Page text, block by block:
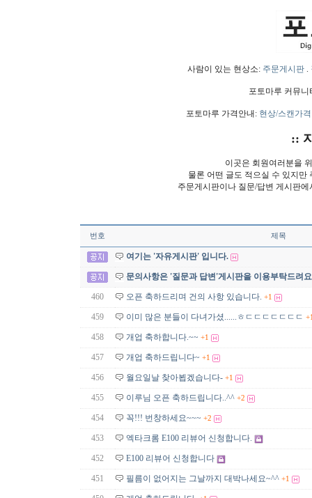
사람이 있는 현상소: 주문게시판.
포토마루 커뮤
포토마루 가격안내: 현상/스캔가격
::
이곳은 회원여러분을
물론 어떤 글도 적으실 수 있지만
주문게시판이나 질문/답변 게시판
번호 제목
여기는 '자유게시판' 입니다.
문의사항은 '질문과 답변'게시판을 이용부탁드려
460 오픈 축하드리며 건의 사항 있습니다. +1
459 이미 많은 분들이 다녀가셨......ㅎㄷㄷㄷㄷㄷㄷㄷ
458 개업 축하합니다.~~ +1
457 개업 축하드립니다~ +1
456 월요일날 찾아뵙겠습니다- +1
455 이루님 오픈 축하드립니다..^^ +2
454 꼭!!! 번창하세요~~~ +2
453 엑타크롬 E100 리뷰어 신청합니다.
452 E100 리뷰어 신청합니다
451 필름이 없어지는 그날까지 대박나세요~^^ +1